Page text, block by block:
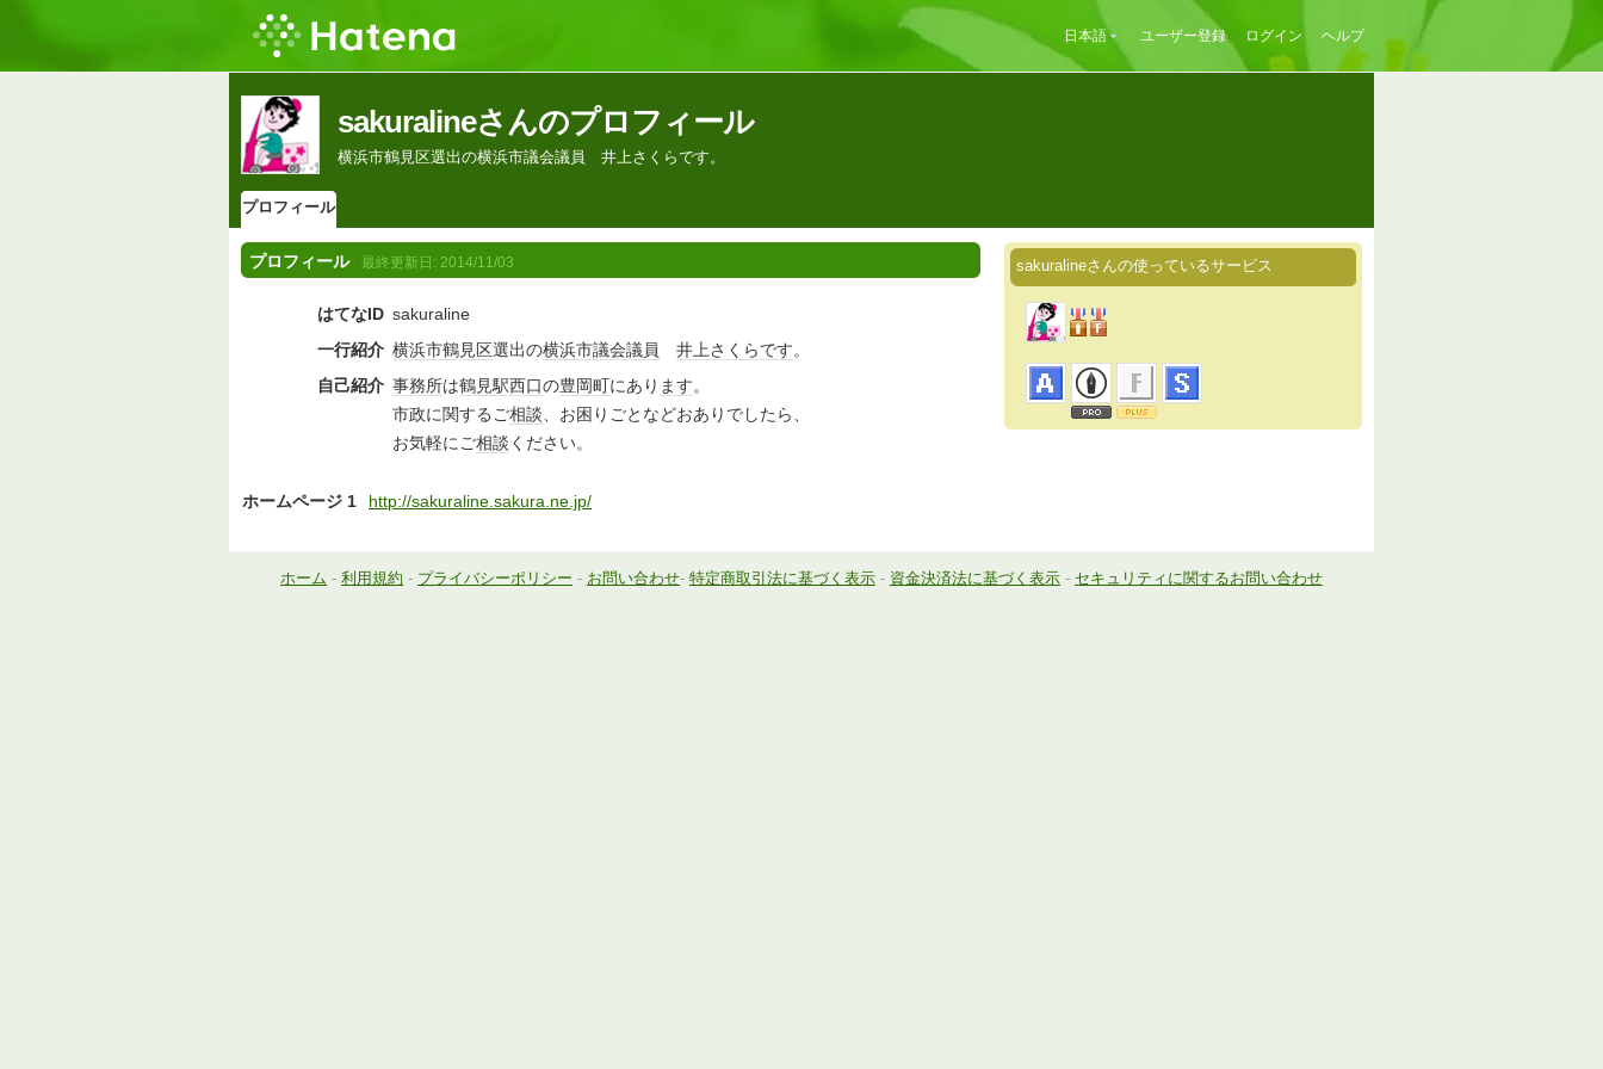
日本語 ユーザー登録 ログイン ヘルプ
sakuralineさんのプロフィール
横浜市鶴見区選出の横浜市議会議員 井上さくらです。
プロフィール
プロフィール 最終更新日: 2014/11/03
はてなID sakuraline
一行紹介 横浜市鶴見区選出の横浜市議会議員 井上さくらです。
自己紹介 事務所は鶴見駅西口の豊岡町にあり ます。
市政に関するご相談、お困りごとなどおありでしたら、
お気軽にご相談 ください。
ホームページ 1 http://sakuraline.sakura.ne.jp/
sakuralineさんの使っているサービス
ホーム - 利用規約 - プライバシーポリシー - お問い合わせ- 特定商取引法に基づく表示 - 資金決済法に基づく表示 - セキュリティに関するお問い合わせ